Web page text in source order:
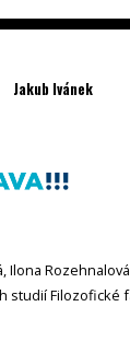
Jakub Ivánek
Ilona Rozehnalová
studií Filozofické